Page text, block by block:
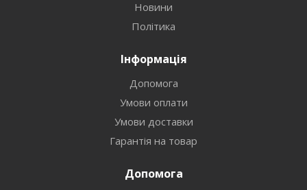
Новини
Політика
Інформація
Допомога
Умови оплати
Умови доставки
Гарантія на товар
Допомога